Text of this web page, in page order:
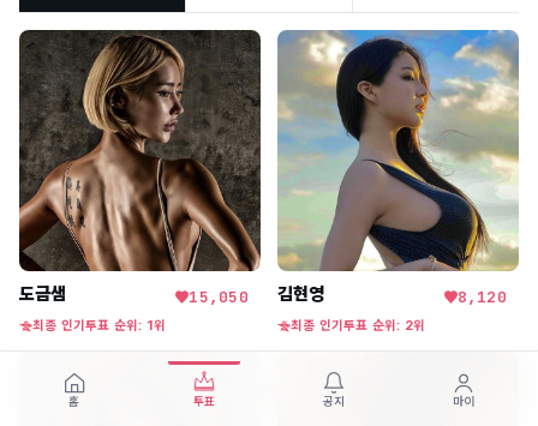
도금샘 15,050
최종 인기투표 순위: 1위
김현영 8,120
최종 인기투표 순위: 2위
홈 투표 공지 마이